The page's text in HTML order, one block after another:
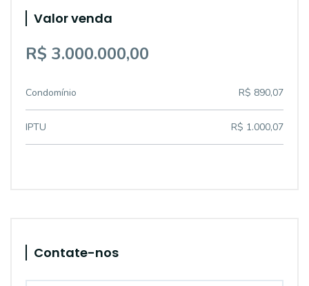
Valor venda
R$ 3.000.000,00
Condomínio R$ 890,07
IPTU R$ 1.000,07
Contate-nos